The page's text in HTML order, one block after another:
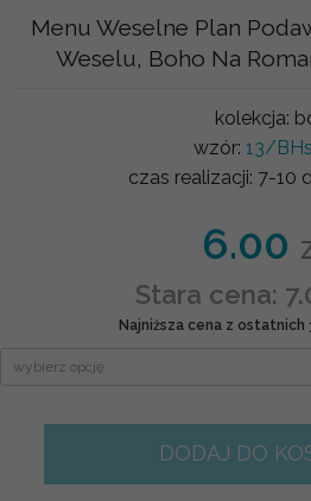
Menu Weselne Plan
Weselu, Boho Na
kolekcja:
wzór: 13/
czas realizacji: 7-10
6.00
Stara cena:
Najniższa cena z ostatnich
DODAJ DO